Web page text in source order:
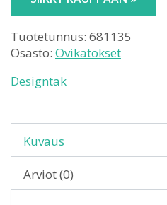
Tuotetunnus: 681135
Osasto: Ovikatokset
Designtak
Kuvaus
Arviot (0)